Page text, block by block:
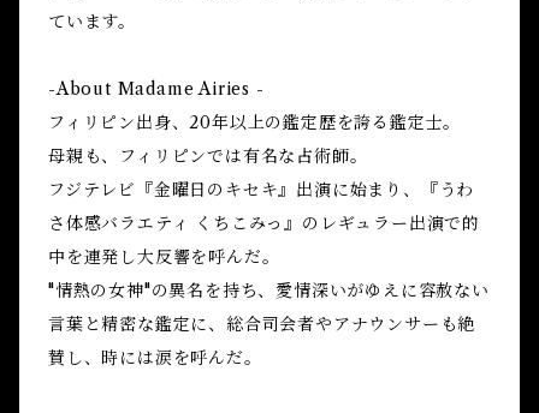
ています。
-About Madame Airies -
フィリピン出身、20年以上の鑑定歴を誇る鑑定士。
母親も、フィリピンでは有名な占術師。
フジテレビ『金曜日のキセキ』出演に始まり、『うわ
さ体感バラエティ くちこみっ』のレギュラー出演で的
中を連発し大反響を呼んだ。
"情熱の女神"の異名を持ち、愛情深いがゆえに容赦ない
言葉と精密な鑑定に、総合司会者やアナウンサーも絶
賛し、時には涙を呼んだ。